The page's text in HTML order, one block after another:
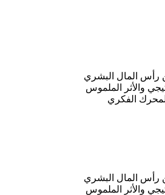
رأس المال البشري
والأثر الملموس
الفكري
رأس المال البشري
والأثر الملموس